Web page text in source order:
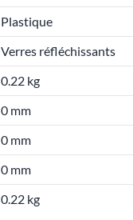
Plastique
Verres réfléchissants
0.22 kg
0 mm
0 mm
0 mm
0.22 kg